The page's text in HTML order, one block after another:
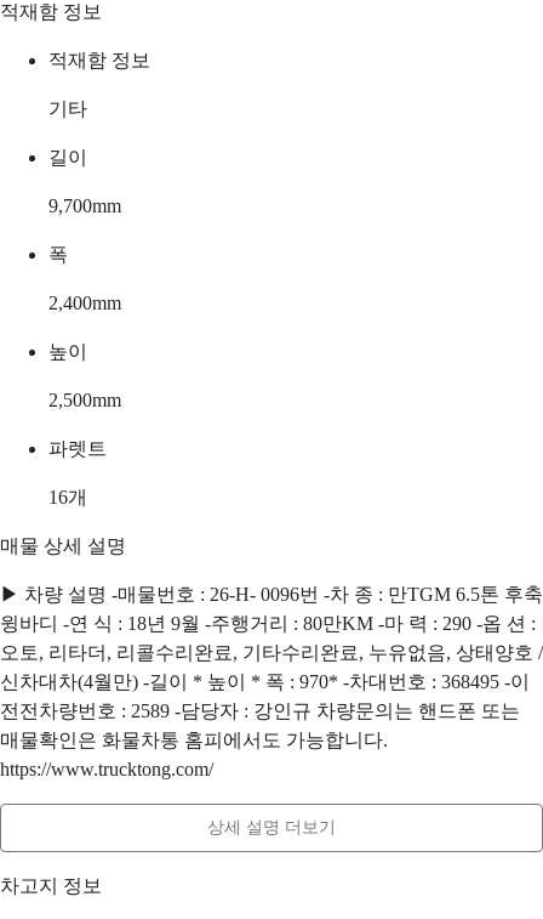
적재함 정보
적재함 정보
기타
길이
9,700mm
폭
2,400mm
높이
2,500mm
파렛트
16개
매물 상세 설명
▶ 차량 설명 -매물번호 : 26-H- 0096번 -차 종 : 만TGM 6.5톤 후축
윙바디 -연 식 : 18년 9월 -주행거리 : 80만KM -마 력 : 290 -옵 션 :
오토, 리타더, 리콜수리완료, 기타수리완료, 누유없음, 상태양호 /
신차대차(4월만) -길이 * 높이 * 폭 : 970* -차대번호 : 368495 -이
전전차량번호 : 2589 -담당자 : 강인규 차량문의는 핸드폰 또는
매물확인은 화물차통 홈피에서도 가능합니다.
https://www.trucktong.com/
상세 설명 더보기
차고지 정보